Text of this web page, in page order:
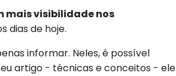
mais visibilidade nos
dias de hoje.
informar. Neles, é possível
artigo - técnicas e conceitos - ele